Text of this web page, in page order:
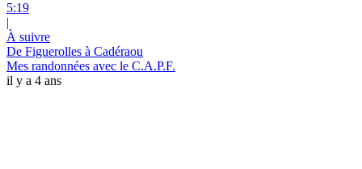
5:19
|
À suivre
De Figuerolles à Cadéraou
Mes randonnées avec le C.A.P.F.
il y a 4 ans